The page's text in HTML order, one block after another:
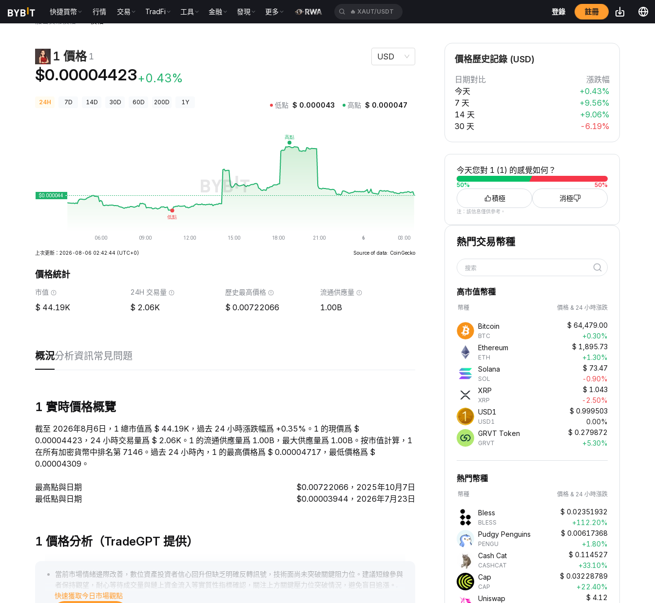
快捷買幣 行情 交易 TradFi 工具 金融 發現 更多 XAUT/USDT
🔥 HEIUSDT
登錄 註冊
1 價格 1
$0.00004423+0.43%
USD
24H 7D 14D 30D 60D 200D 1Y 低點 $ 0.000043 高點 $ 0.000047
上次更新：2026-08-06 02:42:44 (UTC+0) Source of data: CoinGecko
價格統計
市值
44.19K
24H 交易量
2.06K
歷史最高價格
0.00722066
流通供應量
1.00B
概況分析資訊常見問題
1 實時價格概覽
截至 2026年8月6日，1 總市值爲 $ 44.19K，過去 24 小時漲跌幅爲 +0.35%。1 的現價爲 $
0.00004423，24 小時交易量爲 $ 2.06K。1 的流通供應量爲 1.00B，最大供應量爲 1.00B。按市值計算，1
在所有加密貨幣中排名第 7146。過去 24 小時內，1 的最高價格爲 $ 0.00004717，最低價格爲 $
0.00004309。
最高點與日期
$0.00722066，2025年10月7日
最低點與日期
$0.00003944，2026年7月23日
1 價格分析（TradeGPT 提供）
當前市場情緒邊際改善，數位資產投資者信心回升但缺乏明確反轉訊號，技術面尚未突破關鍵阻力位。建議短線參與
者保持觀望，耐心等待成交量與鏈上資金流入等實質性指標確認，關注上方關鍵壓力位突破情況，避免盲目追漲。
快速獲取今日市場觀點
價格歷史記錄 (USD)
日期對比
漲跌幅
今天
+0.43%
7 天
+9.56%
14 天
+9.06%
30 天
-6.19%
今天您對 1 (1) 的感覺如何？
50% 50%
積極 消極
注：該信息僅供參考。
熱門交易幣種
搜索
高市值幣種
幣種 價格 & 24 小時漲跌
Bitcoin
BTC
$ 64,479.00
+0.30%
Ethereum
ETH
$ 1,895.73
+1.30%
Solana
SOL
$ 73.47
-0.90%
XRP
XRP
$ 1.043
-2.50%
USD1
USD1
$ 0.999503
0.00%
GRVT Token
GRVT
$ 0.279872
+5.30%
熱門幣種
幣種 價格 & 24 小時漲跌
Bless
BLESS
$ 0.02351932
+112.20%
Pudgy Penguins
PENGU
$ 0.00617368
+1.80%
Cash Cat
CASHCAT
$ 0.114527
+33.10%
Cap
CAP
$ 0.03228789
+22.40%
Uniswap
$ 4.12